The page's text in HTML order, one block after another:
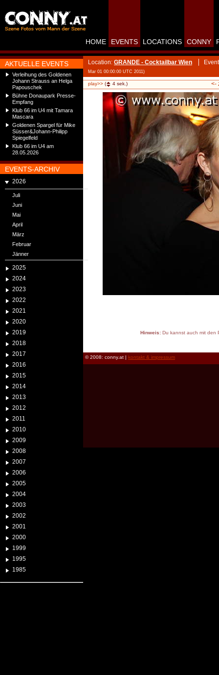
AKTUELLE EVENTS
Verleihung des Goldenen
Johann Strauss an Helga
Papouschek
Bühne Donaupark Presse-
Empfang
Klub 66 im U4 mit Tamara
Mascara
Goldenen Spargel für Mike
Süsser&Johann-Philipp
Spiegelfeld
Klub 66 im U4 am
28.05.2026
EVENTS-ARCHIV
2026
Juli
Juni
Mai
April
März
Februar
Jänner
2025
2024
2023
2022
2021
2020
2019
2018
2017
2016
2015
2014
2013
2012
2011
2010
2009
2008
2007
2006
2005
2004
2003
2002
2001
2000
1999
1995
1985
HOME EVENTS LOCATIONS CONNY
Location: GRANDE - Cocktailbar Wien
Mar 01 00:00:00 UTC 2011)
play>> ( 4 sek.) <-
Hinweis:Du kannst auch mit den
© 2008: conny.at | kontakt & impressum